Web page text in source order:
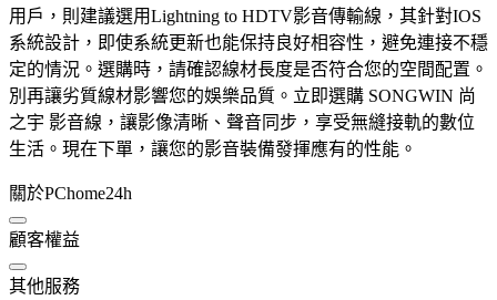
用戶，則建議選用Lightning to HDTV影音傳輸線，其針對IOS
系統設計，即使系統更新也能保持良好相容性，避免連接不穩
定的情況。選購時，請確認線材長度是否符合您的空間配置。
別再讓劣質線材影響您的娛樂品質。立即選購 SONGWIN 尚
之宇 影音線，讓影像清晰、聲音同步，享受無縫接軌的數位
生活。現在下單，讓您的影音裝備發揮應有的性能。
關於PChome24h
顧客權益
其他服務